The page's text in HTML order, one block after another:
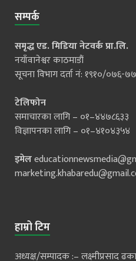
सम्पर्क
समृद्ध एड. मिडिया नेटवर्क प्रा.लि.
नयाँवानेश्वर काठमाडौं
सूचना विभाग दर्ता नं: १९१०/०७६-७७
टेलिफोन
समाचारका लागि – ०१–४४७८६३३
विज्ञापनका लागि – ०१–४१०४३५४
इमेल
हाम्रो टिम
अध्यक्ष/सम्पादक :– लक्ष्मीप्रसाद